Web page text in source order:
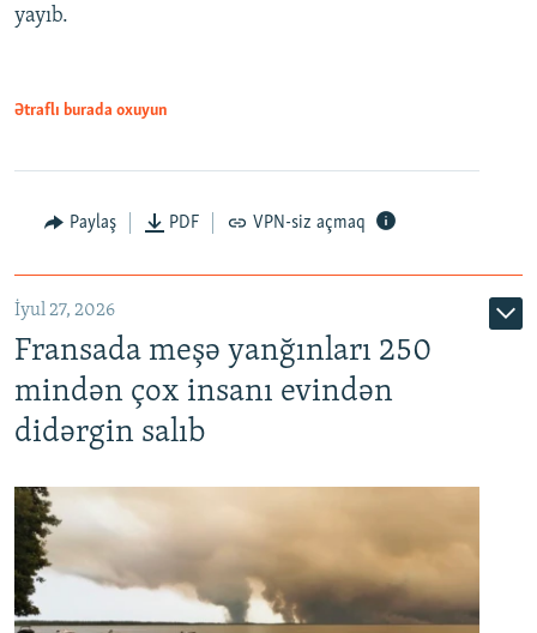
yayıb.
Ətraflı burada oxuyun
Paylaş PDF VPN-siz açmaq
İyul 27, 2026
Fransada meşə yanğınları 250
mindən çox insanı evindən
didərgin salıb